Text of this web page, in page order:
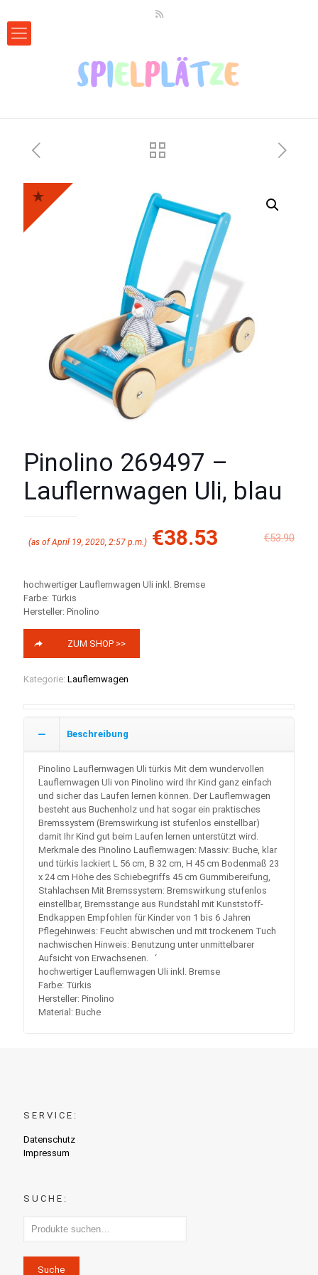
Pinolino 269497 –
Lauflernwagen Uli, blau
€53.90
(as of April 19, 2020, 2:57 p.m.) €38.53
hochwertiger Lauflernwagen Uli inkl. Bremse
Farbe: Türkis
Hersteller: Pinolino
ZUM SHOP >>
Kategorie: Lauflernwagen
Beschreibung
Pinolino Lauflernwagen Uli türkis Mit dem wundervollen
Lauflernwagen Uli von Pinolino wird Ihr Kind ganz einfach
und sicher das Laufen lernen können. Der Lauflernwagen
besteht aus Buchenholz und hat sogar ein praktisches
Bremssystem (Bremswirkung ist stufenlos einstellbar)
damit Ihr Kind gut beim Laufen lernen unterstützt wird.
Merkmale des Pinolino Lauflernwagen: Massiv: Buche, klar
und türkis lackiert L 56 cm, B 32 cm, H 45 cm Bodenmaß 23
x 24 cm Höhe des Schiebegriffs 45 cm Gummibereifung,
Stahlachsen Mit Bremssystem: Bremswirkung stufenlos
einstellbar, Bremsstange aus Rundstahl mit Kunststoff-
Endkappen Empfohlen für Kinder von 1 bis 6 Jahren
Pflegehinweis: Feucht abwischen und mit trockenem Tuch
nachwischen Hinweis: Benutzung unter unmittelbarer
Aufsicht von Erwachsenen. ‘
hochwertiger Lauflernwagen Uli inkl. Bremse
Farbe: Türkis
Hersteller: Pinolino
Material: Buche
SERVICE:
Datenschutz
Impressum
SUCHE:
Suche